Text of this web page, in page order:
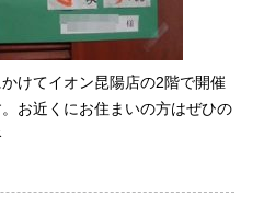
けてイオン昆陽店の2階で開催
お近くにお住まいの方はぜひの